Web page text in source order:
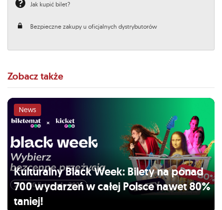
Jak kupić bilet?
Bezpieczne zakupy u oficjalnych dystrybutorów
Zobacz także
Kulturalny Black Week: Bilety na ponad
700 wydarzeń w całej Polsce nawet 80%
taniej!
News